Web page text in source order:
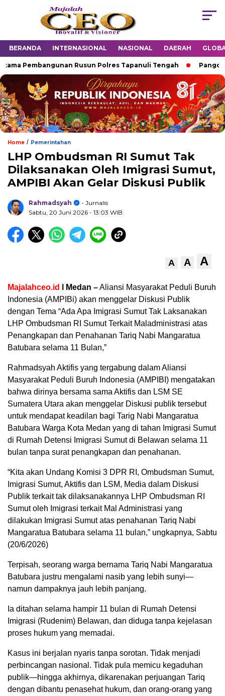
BERANDA INTERNASIONAL NASIONAL DAERAH
Rusun Polres Tapanuli Tengah Pangdam IV/
Home / Pemerintahan
LHP Ombudsman RI Sumut Tak
Dilaksanakan Oleh Imigrasi Sumut,
AMPIBI Akan Gelar Diskusi Publik
Rahmadsyah
- Jurnalis
Sabtu, 20 Juni 2026 - 13:03 WIB
A A A
Majalahceo.id l Medan –Aliansi Masyarakat Peduli Buruh
Indonesia (AMPIBi) akan menggelar Diskusi Publik
dengan Tema “Ada Apa Imigrasi Sumut Tak Laksanakan
LHP Ombudsman RI Sumut Terkait Maladministrasi atas
Penangkapan dan Penahanan Tariq Nabi Mangaratua
Batubara selama 11 Bulan,”
Rahmadsyah Aktifis yang tergabung dalam Aliansi
Masyarakat Peduli Buruh Indonesia (AMPIBI) mengatakan
bahwa dirinya bersama sama Aktifis dan LSM SE
Sumatera Utara akan menggelar Diskusi publik tersebut
untuk mendapat keadilan bagi Tarig Nabi Mangaratua
Batubara Warga Kota Medan yang di tahan Imigrasi Sumut
di Rumah Detensi Imigrasi Sumut di Belawan selama 11
bulan tanpa surat penangkapan dan penahanan.
“Kita akan Undang Komisi 3 DPR RI, Ombudsman Sumut,
Imigrasi Sumut, Aktifis dan LSM, Media dalam Diskusi
Publik terkait tak dilaksanakannya LHP Ombudsman RI
Sumut oleh Imigrasi terkait Mal Administrasi yang
dilakukan Imigrasi Sumut atas penahanan Tariq Nabi
Mangaratua Batubara selama 11 bulan,” ungkapnya, Sabtu
(20/6/2026)
Terpisah, seorang warga bernama Tariq Nabi Mangaratua
Batubara justru mengalami nasib yang lebih sunyi—
namun dampaknya jauh lebih panjang.
Ia ditahan selama hampir 11 bulan di Rumah Detensi
Imigrasi (Rudenim) Belawan, dan diduga tanpa kejelasan
proses hukum yang memadai.
Kasus ini berjalan nyaris tanpa sorotan. Tidak menjadi
perbincangan nasional. Tidak pula memicu kegaduhan
publik—hingga akhirnya, dikarenakan perjuangan Tariq
dengan dibantu penasehat hukum, dan orang-orang yang